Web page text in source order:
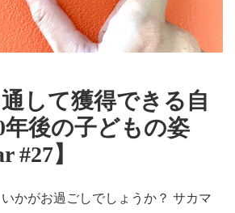
して獲得できる自
年後の子どもの姿
#27】
かがお過ごしでしょうか？ サカマ